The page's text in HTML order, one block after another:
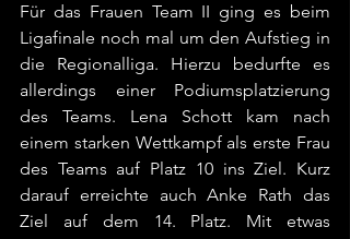
Für das Frauen Team II ging es beim
Ligafinale noch mal um den Aufstieg in
die Regionalliga. Hierzu bedurfte es
allerdings einer Podiumsplatzierung
des Teams. Lena Schott kam nach
einem starken Wettkampf als erste Frau
des Teams auf Platz 10 ins Ziel. Kurz
darauf erreichte auch Anke Rath das
Ziel auf dem 14. Platz. Mit etwas